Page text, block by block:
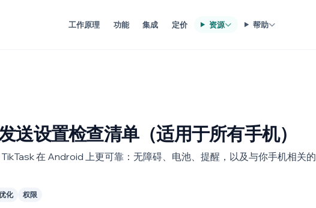
工作原理 功能 集成 定价 资源 帮助
送设置检查清单（适用于所有手机）
在 Android 上更可靠：无障碍、电池、提醒，以及与你手机相关的
化 权限